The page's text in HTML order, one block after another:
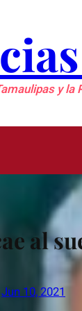
y la
al
Jun 10, 2021